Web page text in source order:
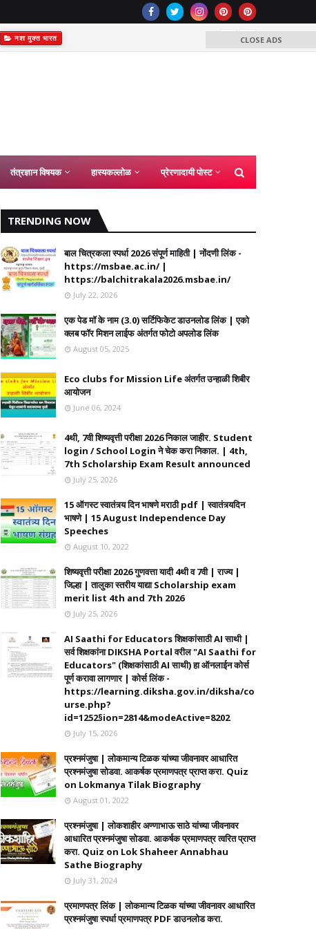
नशा मुक्त भारत
तंत्रज्ञान विषयक हास्यकल्लोळ प्रेरणादायी पोस्ट
TRENDING NOW
बाल चित्रकला स्पर्धा 2026 संपूर्ण माहिती | नोंदणी लिंक -
https://msbae.ac.in/ |
https://balchitrakala2026.msbae.in/
July 22, 2026
एक पेड मॉ के नाम (3.0) सर्टिफिकेट डाउनलोड लिंक | एको
क्लब फॉर मिशन लाईफ अंतर्गत फोटो अपलोड लिंक
August 05, 2025
Eco clubs for Mission Life अंतर्गत उन्हाळी शिबीर
आयोजन
June 06, 2024
4थी, 7वी शिष्यवृत्ती परीक्षा 2026 निकाल जाहीर. Student
login / School Login ने चेक करा निकाल. | 4th,
7th Scholarship Exam Result announced
July 25, 2026
15 ऑगस्ट स्वातंत्र्य दिन भाषणे मराठी pdf | स्वातंत्र्यदिन
भाषणे | 15 August Independence Day
Speeches
August 10, 2022
शिष्यवृत्ती परीक्षा 2026 गुणवत्ता यादी 4थी व 7वी | राज्य |
जिल्हा | तालुका स्तरीय याद्या Scholarship exam
merit list 4th and 7th 2026
July 25, 2026
AI Saathi for Educators शिक्षकांसाठी AI साथी |
सर्व शिक्षकांना DIKSHA Portal वरील "AI Saathi for
Educators" (शिक्षकांसाठी AI साथी) हा ऑनलाईन कोर्स
पूर्ण करावा लागणार | कोर्स लिंक -
https://learning.diksha.gov.in/diksha/co
urse.php?
id=1252§ion=2814&modeActive=8202
July 15, 2026
प्रश्नमंजुषा | लोकमान्य टिळक यांच्या जीवनावर आधारित
प्रश्नमंजुषा सोडवा. आकर्षक प्रमाणपत्र प्राप्त करा. Quiz
on Lokmanya Tilak Biography
August 01, 2022
प्रश्नमंजुषा | लोकशाहीर अण्णाभाऊ साठे यांच्या जीवनावर
आधारित प्रश्नमंजुषा सोडवा. आकर्षक प्रमाणपत्र त्वरित प्राप्त
करा. Quiz on Lok Shaheer Annabhau
Sathe Biography
July 31, 2024
प्रमाणपत्र लिंक | लोकमान्य टिळक यांच्या जीवनावर आधारित
प्रश्नमंजुषा स्पर्धा प्रमाणपत्र PDF डाउनलोड करा.
CLOSE ADS